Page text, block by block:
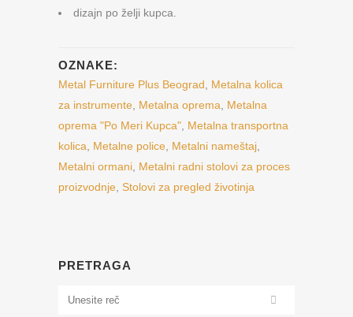
dizajn po želji kupca.
OZNAKE:
Metal Furniture Plus Beograd, Metalna kolica
za instrumente, Metalna oprema, Metalna
oprema "Po Meri Kupca", Metalna transportna
kolica, Metalne police, Metalni nameštaj,
Metalni ormani, Metalni radni stolovi za proces
proizvodnje, Stolovi za pregled životinja
PRETRAGA